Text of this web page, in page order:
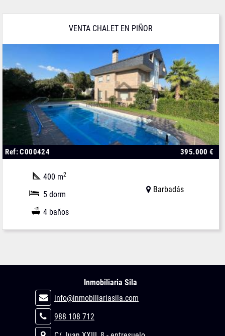
VENTA CHALET EN PIÑOR
Ref: C000424 395.000 €
400 m2
5 dorm
4 baños
Barbadás
Inmobiliaria Sila
info@inmobiliariasila.com
988 108 712